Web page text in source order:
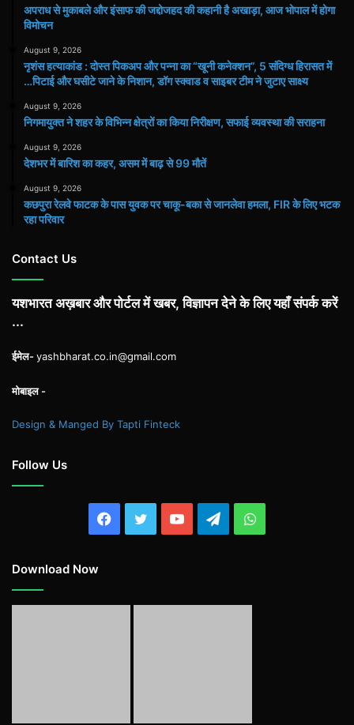
अपराध से मुकाबले और इंसाफ की जद्दोजहद की कहानी है अखाड़ा, आज भोपाल में होगा
विमोचन
August 9, 2026
नृशंस हत्याकांड : दोस्त पिकअप और पन्ना का “खूनी कनेक्शन”, 5 संदिग्ध हिरासत में
…पिटाई और घसीटे जाने के निशान, डॉग स्क्वाड व साइबर टीम ने जुटाए साक्ष्य
August 9, 2026
निगमायुक्त ने शहर के विभिन्न क्षेत्रों का किया निरीक्षण, सफाई व्यवस्था की सराहना
August 9, 2026
देशभर में बारिश का कहर, असम में बाढ़ से 99 मौतें
August 9, 2026
कछपुरा रेलवे फाटक के पास युवक पर चाकू-बका से जानलेवा हमला, FIR के लिए भटक
रहा परिवार
Contact Us
यशभारत अख़बार और पोर्टल में खबर, विज्ञापन देने के लिए यहाँ संपर्क करें
...
ईमेल-yashbharat.co.in@gmail.com
मोबाइल -
Design & Manged By Tapti Finteck
Follow Us
Facebook
TwitterYouTubeTelegramWhatsApp
Download Now